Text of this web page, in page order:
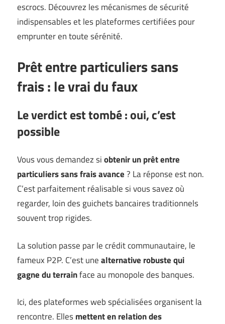
escrocs. Découvrez les mécanismes de sécurité
indispensables et les plateformes certifiées pour
emprunter en toute sérénité.
Prêt entre particuliers sans
frais : le vrai du faux
Le verdict est tombé : oui, c’est
possible
Vous vous demandez siobtenir un prêt entre
particuliers sans frais avance? La réponse est non.
C’est parfaitement réalisable si vous savez où
regarder, loin des guichets bancaires traditionnels
souvent trop rigides.
La solution passe par le crédit communautaire, le
fameux P2P. C’est unealternative robuste qui
gagne du terrainface au monopole des banques.
Ici, des plateformes web spécialisées organisent la
rencontre. Ellesmettent en relation des